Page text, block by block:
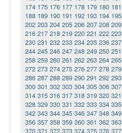
174 175 176 177 178 179 180 181
188 189 190 191 192 193 194 195
202 203 204 205 206 207 208 209
216 217 218 219 220 221 222 223
230 231 232 233 234 235 236 237
244 245 246 247 248 249 250 251
258 259 260 261 262 263 264 265
272 273 274 275 276 277 278 279
286 287 288 289 290 291 292 293
300 301 302 303 304 305 306 307
314 315 316 317 318 319 320 321
328 329 330 331 332 333 334 335
342 343 344 345 346 347 348 349
356 357 358 359 360 361 362 363
370 371 372 373 374 375 376 377